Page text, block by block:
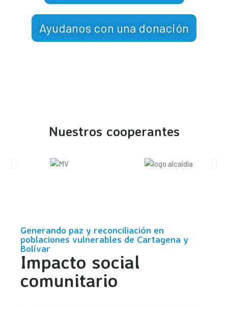
Ayudanos con una donación
Nuestros cooperantes
Generando paz y reconciliación en
poblaciones vulnerables de Cartagena y
Bolívar
Impacto social
comunitario